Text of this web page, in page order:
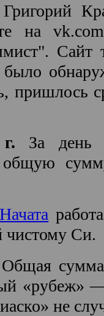
Григорий
на
Сайт
пришлось
За день
общую
Начата
чистому Си.
Общая
«рубеж»
не